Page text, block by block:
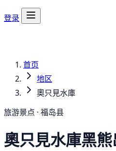
登录
首页
地区
奧只見水庫
旅游景点 · 福岛县
奧只見水庫黑熊